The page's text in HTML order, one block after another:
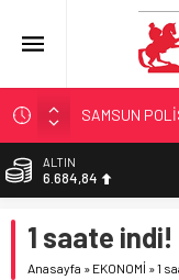
SAMSUN
ULAŞIMA ZAM
‘EL EMEĞİ’
ALTIN
6.684,84
13.811,60
DOLAR
1 saate indi!
Anasayfa » EKONOMİ »1